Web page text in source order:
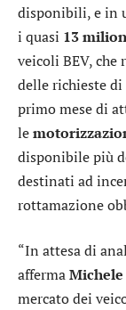
disponibili, e in
i quasi 13
veicoli BEV, che
delle richieste
primo mese di
le
disponibile più
destinati ad
rottamazione
“In attesa di
affermaMichele
mercato dei